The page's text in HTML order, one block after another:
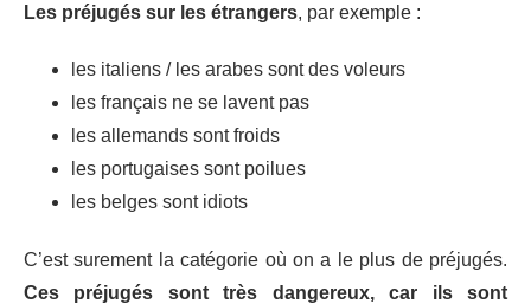
Les préjugés sur les étrangers, par exemple :
les italiens / les arabes sont des voleurs
les français ne se lavent pas
les allemands sont froids
les portugaises sont poilues
les belges sont idiots
C’est surement la catégorie où on a le plus de préjugés.
Ces préjugés sont très dangereux, car ils sont